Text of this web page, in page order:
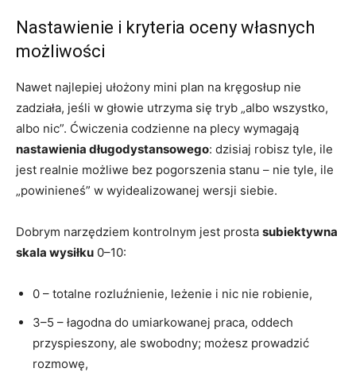
Nastawienie i kryteria oceny własnych
możliwości
Nawet najlepiej ułożony mini plan na kręgosłup nie
zadziała, jeśli w głowie utrzyma się tryb „albo wszystko,
albo nic”. Ćwiczenia codzienne na plecy wymagają
nastawienia długodystansowego: dzisiaj robisz tyle, ile
jest realnie możliwe bez pogorszenia stanu – nie tyle, ile
„powinieneś” w wyidealizowanej wersji siebie.
Dobrym narzędziem kontrolnym jest prosta subiektywna
skala wysiłku 0–10:
0 – totalne rozluźnienie, leżenie i nic nie robienie,
3–5 – łagodna do umiarkowanej praca, oddech
przyspieszony, ale swobodny; możesz prowadzić
rozmowę,